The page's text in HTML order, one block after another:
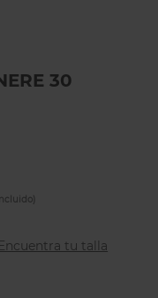
30
Encuentra tu talla